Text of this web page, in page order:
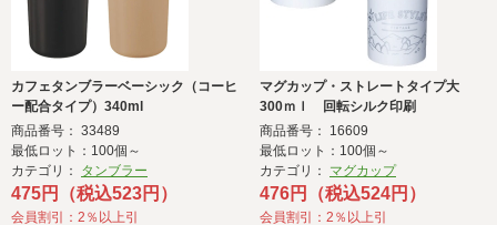
カフェタンブラーベーシック（コーヒ
ー配合タイプ）340ml
商品番号： 33489
最低ロット：100個～
カテゴリ： タンブラー
475円（税込523円）
会員割引：2％以上引
マグカップ・ストレートタイプ大
300ｍｌ 回転シルク印刷
商品番号： 16609
最低ロット：100個～
カテゴリ： マグカップ
476円（税込524円）
会員割引：2％以上引